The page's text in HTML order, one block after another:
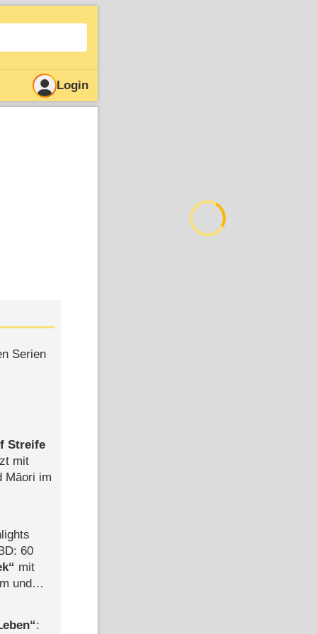
Login
Serien
Streife
mit
Māori im
60
mit
und
: